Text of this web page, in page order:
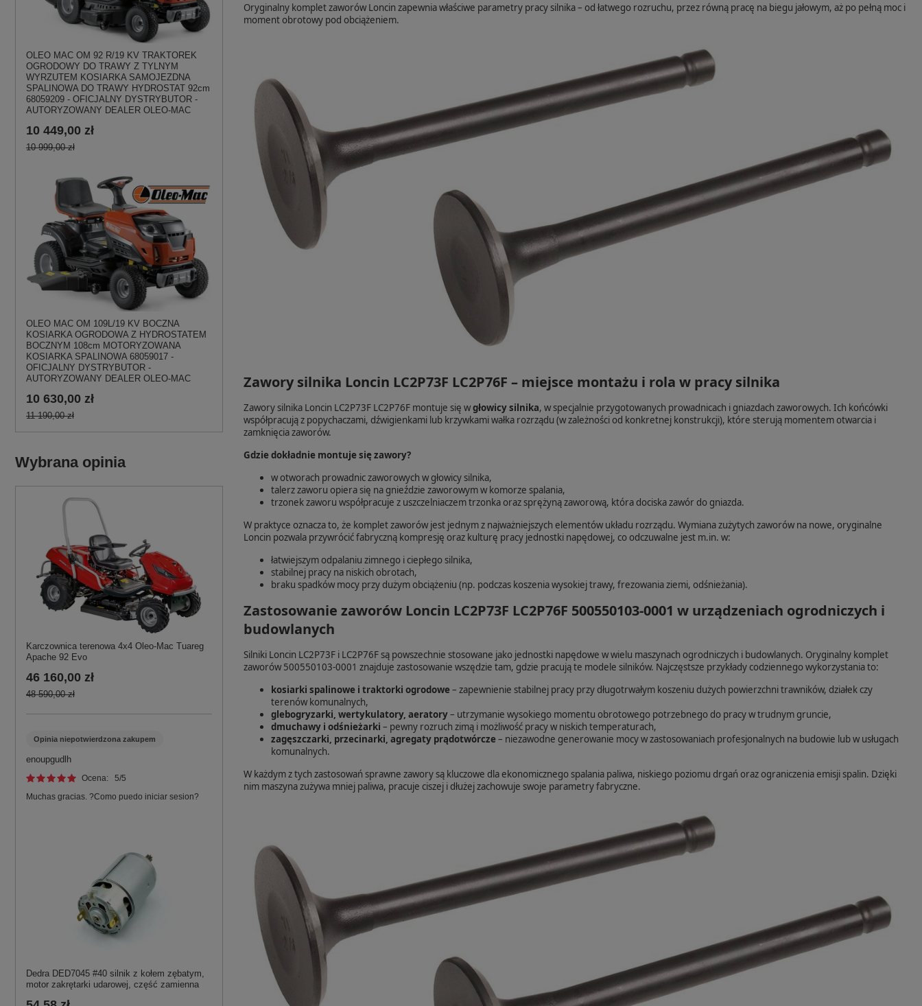
OLEO MAC OM 92 R/19 KV TRAKTOREK
OGRODOWY DO TRAWY Z TYLNYM
WYRZUTEM KOSIARKA SAMOJEZDNA
SPALINOWA DO TRAWY HYDROSTAT 92cm
68059209 - OFICJALNY DYSTRYBUTOR -
AUTORYZOWANY DEALER OLEO-MAC
10 449,00 zł
10 999,00 zł
OLEO MAC OM 109L/19 KV BOCZNA
KOSIARKA OGRODOWA Z HYDROSTATEM
BOCZNYM 108cm MOTORYZOWANA
KOSIARKA SPALINOWA 68059017 -
OFICJALNY DYSTRYBUTOR -
AUTORYZOWANY DEALER OLEO-MAC
10 630,00 zł
11 190,00 zł
Wybrana opinia
Karczownica terenowa 4x4 Oleo-Mac Tuareg
Apache 92 Evo
46 160,00 zł
48 590,00 zł
Opinia niepotwierdzona zakupem
enoupgudlh
Ocena: 5/5
Muchas gracias. ?Como puedo iniciar sesion?
Dedra DED7045 #40 silnik z kołem zębatym,
motor zakrętarki udarowej, część zamienna
Oryginalny komplet zaworów Loncin zapewnia właściwe parametry pracy silnika – od łatwego rozruchu, przez równą pracę na biegu jałowym, aż po pełną moc i
moment obrotowy pod obciążeniem.
Zawory silnika Loncin LC2P73F LC2P76F – miejsce montażu i rola w pracy silnika
Zawory silnika Loncin LC2P73F LC2P76F montuje się wgłowicy silnika, w specjalnie przygotowanych prowadnicach i gniazdach zaworowych. Ich końcówki
współpracują z popychaczami, dźwigienkami lub krzywkami wałka rozrządu (w zależności od konkretnej konstrukcji), które sterują momentem otwarcia i
zamknięcia zaworów.
Gdzie dokładnie montuje się zawory?
w otworach prowadnic zaworowych w głowicy silnika,
talerz zaworu opiera się na gnieździe zaworowym w komorze spalania,
trzonek zaworu współpracuje z uszczelniaczem trzonka oraz sprężyną zaworową, która dociska zawór do gniazda.
W praktyce oznacza to, że komplet zaworów jest jednym z najważniejszych elementów układu rozrządu. Wymiana zużytych zaworów na nowe, oryginalne
Loncin pozwala przywrócić fabryczną kompresję oraz kulturę pracy jednostki napędowej, co odczuwalne jest m.in. w:
łatwiejszym odpalaniu zimnego i ciepłego silnika,
stabilnej pracy na niskich obrotach,
braku spadków mocy przy dużym obciążeniu (np. podczas koszenia wysokiej trawy, frezowania ziemi, odśnieżania).
Zastosowanie zaworów Loncin LC2P73F LC2P76F 500550103-0001 w urządzeniach ogrodniczych i
budowlanych
Silniki Loncin LC2P73F i LC2P76F są powszechnie stosowane jako jednostki napędowe w wielu maszynach ogrodniczych i budowlanych. Oryginalny komplet
zaworów 500550103-0001 znajduje zastosowanie wszędzie tam, gdzie pracują te modele silników. Najczęstsze przykłady codziennego wykorzystania to:
kosiarki spalinowe i traktorki ogrodowe– zapewnienie stabilnej pracy przy długotrwałym koszeniu dużych powierzchni trawników, działek czy
terenów komunalnych,
glebogryzarki, wertykulatory, aeratory– utrzymanie wysokiego momentu obrotowego potrzebnego do pracy w trudnym gruncie,
dmuchawy i odśnieżarki – pewny rozruch zimą i możliwość pracy w niskich temperaturach,
zagęszczarki, przecinarki, agregaty prądotwórcze– niezawodne generowanie mocy w zastosowaniach profesjonalnych na budowie lub w usługach
komunalnych.
W każdym z tych zastosowań sprawne zawory są kluczowe dla ekonomicznego spalania paliwa, niskiego poziomu drgań oraz ograniczenia emisji spalin. Dzięki
nim maszyna zużywa mniej paliwa, pracuje ciszej i dłużej zachowuje swoje parametry fabryczne.